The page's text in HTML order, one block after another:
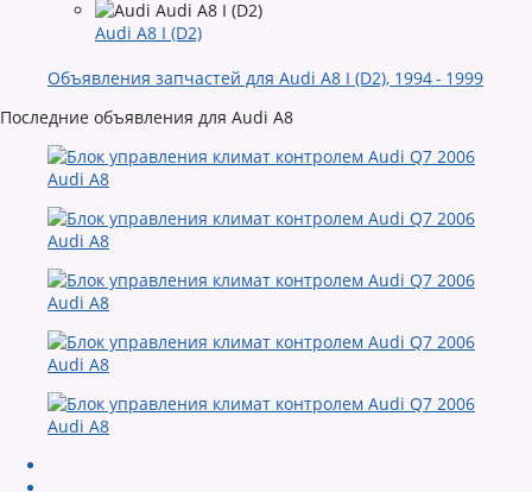
Audi A8 I (D2)
Объявления запчастей для Audi A8 I (D2), 1994 - 1999
Последние объявления для Audi A8